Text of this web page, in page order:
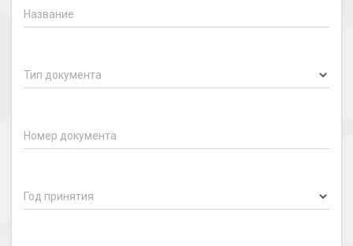
Название
Тип документа
Номер документа
Год принятия